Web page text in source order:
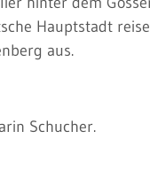
Hauptstadt
aus.
Schucher.